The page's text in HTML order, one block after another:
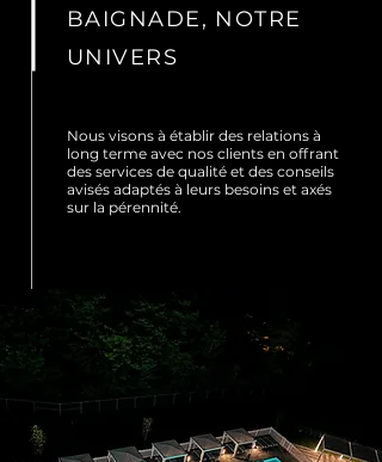
BAIGNADE, NOTRE
UNIVERS
Nous visons à établir des relations à
long terme avec nos clients en offrant
des services de qualité et des conseils
avisés adaptés à leurs besoins et axés
sur la pérennité.